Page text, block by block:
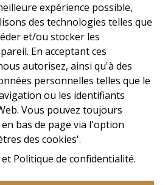
expérience possible,
des technologies telles que
et/ou stocker les
En acceptant ces
autorisez, ainsi qu'à des
personnelles telles que le
ou les identifiants
Vous pouvez toujours
bas de page via l'option
des cookies'.
et Politique de confidentialité.
engageons en faveur d'une
vers l'avenir. En ces
écologique, nous tenons
et vous proposons des
abordables et durables sous la
presque neutres sur le plan
dans une maison
d'économie d'énergie et de
par des factures
chaque mois.